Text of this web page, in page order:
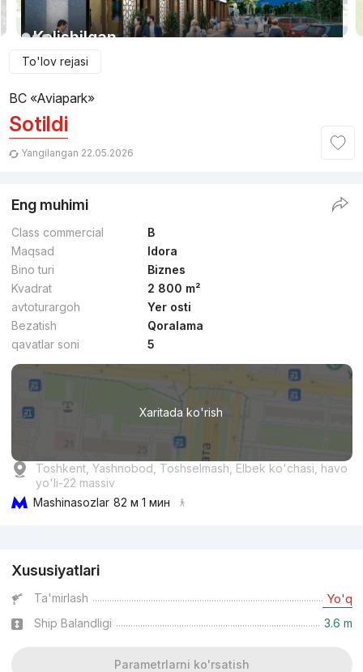
Kelishilgan
BC «Alfraganus»
dan 28.1 mln сўм/m²
Topshirildi
Topshirildi
1/7
To'lov rejasi
BC «Aviapark»
Sotildi
Yangilangan 22.05.2026
Eng muhimi
Class commercial
B
Maqsad
Idora
Bino turi
Biznes
Kvadrat
2 800 m²
avtoturargoh
Yer osti
Bezatish
Qoralama
qavatlar soni
5
Xaritada ko'rish
Toshkent, Yashnobod, Toshselmash, Elbek ko'chasi, havo
yo'li-22 massiv
Mashinasozlar 82 м 1 мин
Xususiyatlari
Ta'mirlash Yo'q
Ship Balandligi 3.6 m
Parametrlarni ko'rsatish